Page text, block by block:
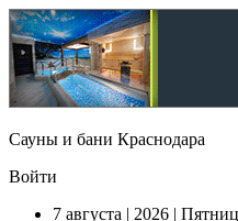
Сауны и бани Краснодара
Войти
7 августа | 2026 |